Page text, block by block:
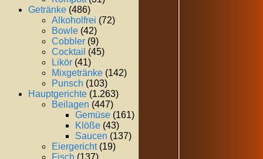
Getränke (486)
Alkoholfrei (72)
Bowle (42)
Cobbler (9)
Cocktail (45)
Likör (41)
Mixgetränke (142)
Punsch (103)
Hauptgerichte (1.263)
Beilagen (447)
Gemüse (161)
Klöße (43)
Saucen (137)
Eiergericht(19)
Fisch (137)